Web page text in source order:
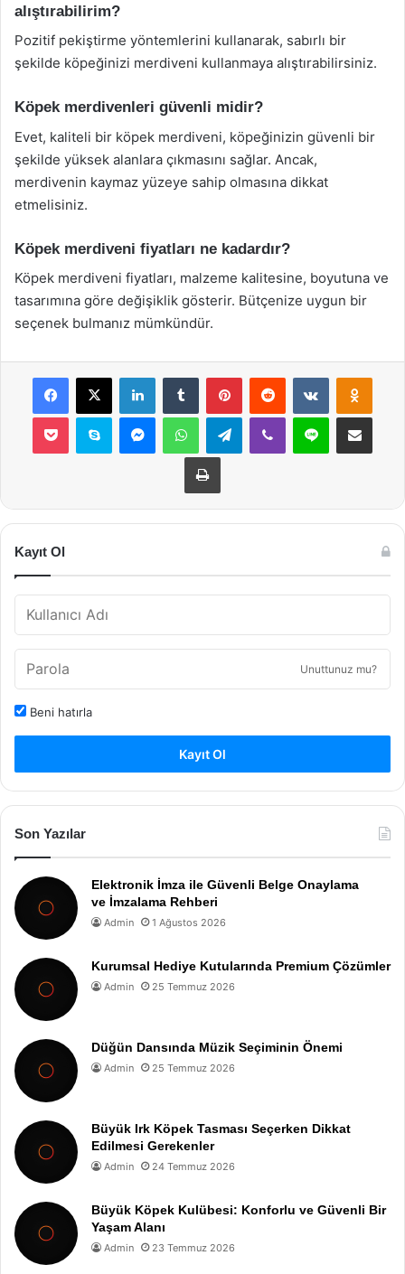
alıştırabilirim?
Pozitif pekiştirme yöntemlerini kullanarak, sabırlı bir
şekilde köpeğinizi merdiveni kullanmaya alıştırabilirsiniz.
Köpek merdivenleri güvenli midir?
Evet, kaliteli bir köpek merdiveni, köpeğinizin güvenli bir
şekilde yüksek alanlara çıkmasını sağlar. Ancak,
merdivenin kaymaz yüzeye sahip olmasına dikkat
etmelisiniz.
Köpek merdiveni fiyatları ne kadardır?
Köpek merdiveni fiyatları, malzeme kalitesine, boyutuna ve
tasarımına göre değişiklik gösterir. Bütçenize uygun bir
seçenek bulmanız mümkündür.
Facebook
X LinkedInTumblr PinterestReddit VKontakte
Pocket Skype MessengerWhatsAppTelegramViber Line E-Posta ile
Yazdır
Kayıt Ol
Unuttunuz mu?
Beni hatırla
Kayıt Ol
Son Yazılar
Elektronik İmza ile Güvenli Belge Onaylama
ve İmzalama Rehberi
Admin 1 Ağustos 2026
Kurumsal Hediye Kutularında Premium Çözümler
Admin 25 Temmuz 2026
Düğün Dansında Müzik Seçiminin Önemi
Admin 25 Temmuz 2026
Büyük Irk Köpek Tasması Seçerken Dikkat
Edilmesi Gerekenler
Admin 24 Temmuz 2026
Büyük Köpek Kulübesi: Konforlu ve Güvenli Bir
Yaşam Alanı
Admin 23 Temmuz 2026